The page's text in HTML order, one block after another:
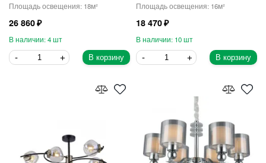
18
26 860
4
В корзину
16
18 470
10
В корзину